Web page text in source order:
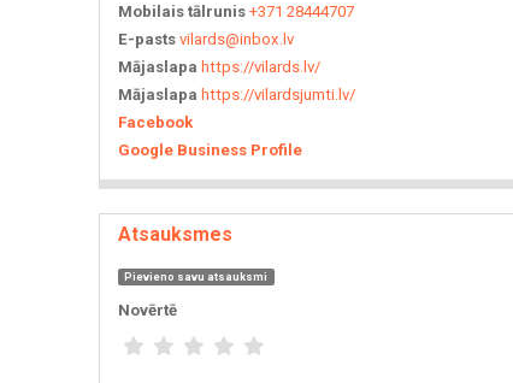
Mobilais tālrunis +371 28444707
E-pasts vilards@inbox.lv
Mājaslapa https://vilards.lv/
Mājaslapa https://vilardsjumti.lv/
Facebook
Google Business Profile
Atsauksmes
Pievieno savu atsauksmi
Novērtē